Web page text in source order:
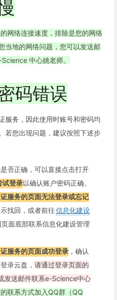
网络连接速度，排除是您的网络
当地的网络问题，您可以发送邮
中心姚老师。
码错误
服务，因此使用时账号和密码均
若您出现问题，建议按照下述步
否正确，可以直接点击打开
试登录以确认账户密码正确。
服务的页面无法登录或忘记
找回，或者前往信息化建设
面底部联系信息化建设管理
服务的页面成功登录 ，确认
录云盘， 请通过登录页面的
发送邮件联系e-Science中心
联系方式加入QQ群（QQ